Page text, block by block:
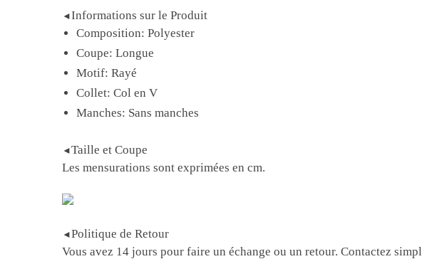
◄Informations sur le Produit
Composition: Polyester
Coupe: Longue
Motif: Rayé
Collet: Col en V
Manches: Sans manches
◄Taille et Coupe
Les mensurations sont exprimées en cm.
◄Politique de Retour
Vous avez 14 jours pour faire un échange ou un retour. Contactez